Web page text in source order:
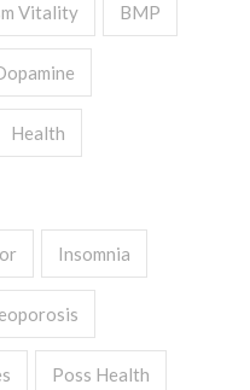
Vitality BMP
Health
Insomnia
Poss Health